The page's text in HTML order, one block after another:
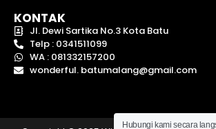
KONTAK
Jl. Dewi Sartika No.3 Kota Batu
Telp : 0341511099
WA : 081332157200
wonderful. batumalang@gmail.com
Hubungi kami secara